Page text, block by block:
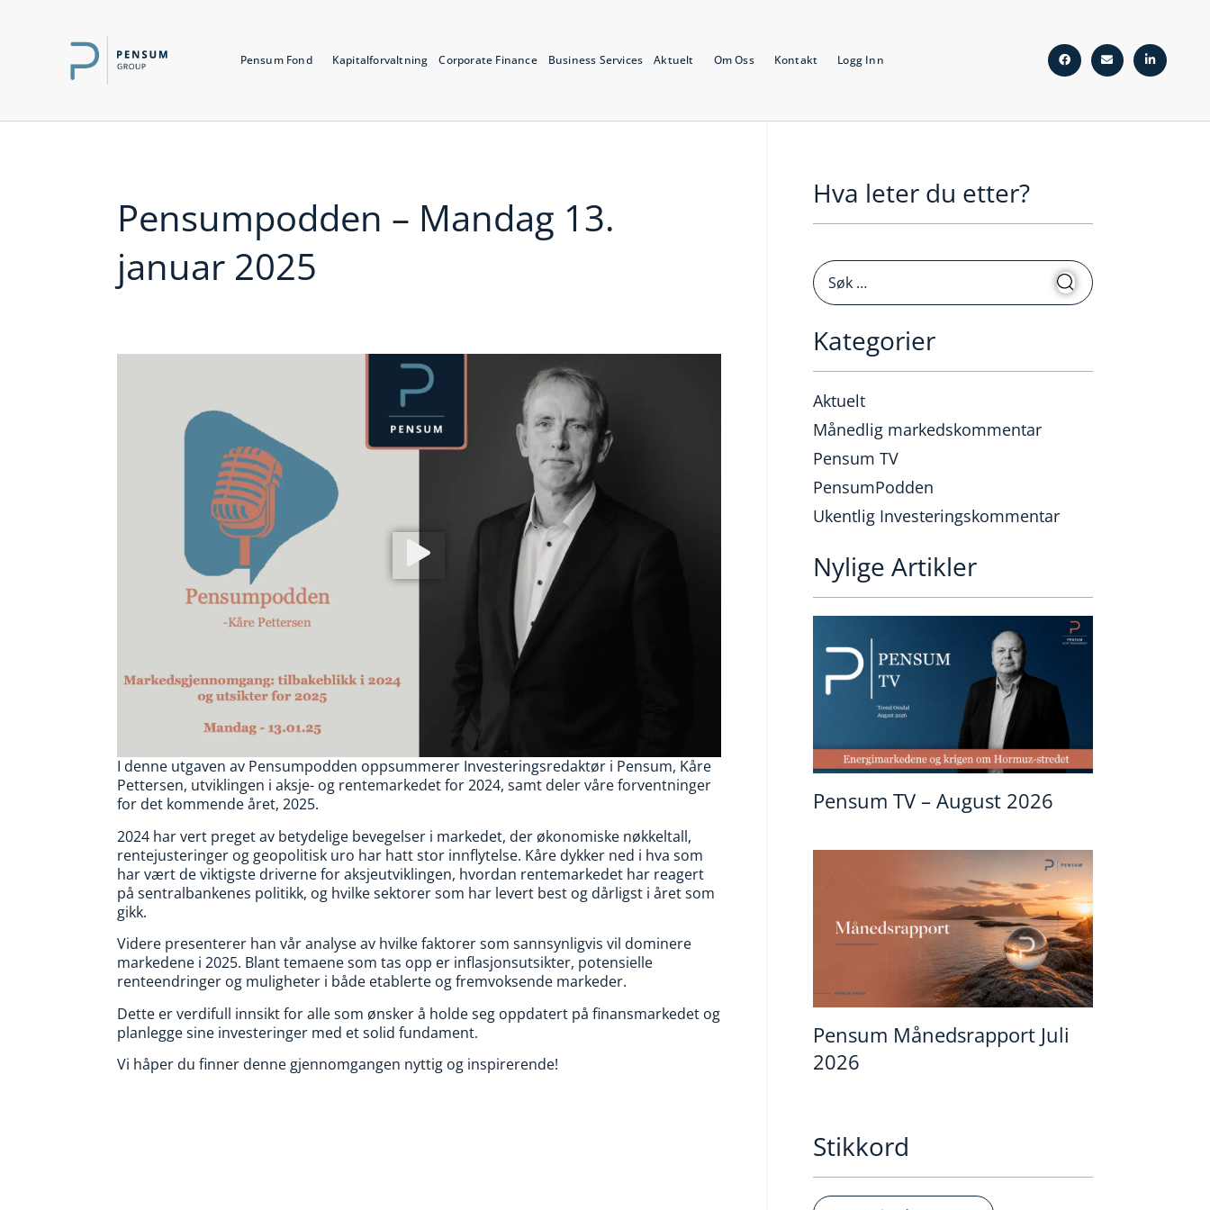
Pensum Fond Kapitalforvaltning Corporate Finance Business Services Aktuelt Om Oss Kontakt Logg Inn
Pensumpodden – Mandag 13.
januar 2025
I denne utgaven av Pensumpodden oppsummerer Investeringsredaktør i Pensum, Kåre
Pettersen, utviklingen i aksje- og rentemarkedet for 2024, samt deler våre forventninger
for det kommende året, 2025.
2024 har vert preget av betydelige bevegelser i markedet, der økonomiske nøkkeltall,
rentejusteringer og geopolitisk uro har hatt stor innflytelse. Kåre dykker ned i hva som
har vært de viktigste driverne for aksjeutviklingen, hvordan rentemarkedet har reagert
på sentralbankenes politikk, og hvilke sektorer som har levert best og dårligst i året som
gikk.
Videre presenterer han vår analyse av hvilke faktorer som sannsynligvis vil dominere
markedene i 2025. Blant temaene som tas opp er inflasjonsutsikter, potensielle
renteendringer og muligheter i både etablerte og fremvoksende markeder.
Dette er verdifull innsikt for alle som ønsker å holde seg oppdatert på finansmarkedet og
planlegge sine investeringer med et solid fundament.
Vi håper du finner denne gjennomgangen nyttig og inspirerende!
Hva leter du etter?
Kategorier
Aktuelt
Månedlig markedskommentar
Pensum TV
PensumPodden
Ukentlig Investeringskommentar
Nylige Artikler
Pensum TV – August 2026
Pensum Månedsrapport Juli
2026
Stikkord